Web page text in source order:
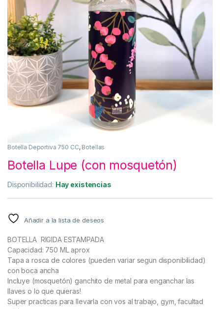
Botella Deportiva 750 CC, Botellas
Botella Lupe (con mosquetón)
Disponibilidad: Hay existencias
Añadir a la lista de deseos
BOTELLA RIGIDA ESTAMPADA
Capacidad: 750 ML aprox
Tapa a rosca de colores (pueden variar segun disponibilidad)
con boca ancha
Incluye (mosquetón) ganchito de metal para enganchar las
llaves o lo que quieras!
Super practicas para llevarla con vos al trabajo, gym, facultad